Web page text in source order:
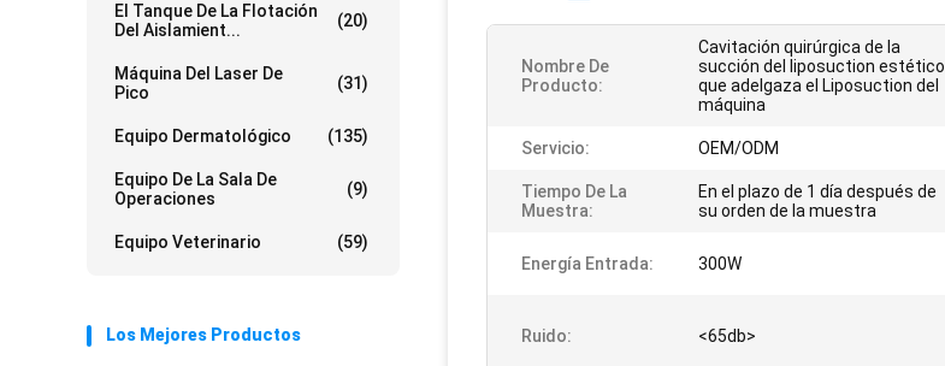
El Tanque De La Flotación
Del Aislamient...
(20)
Máquina Del Laser De
Pico
(31)
Equipo Dermatológico (135)
Equipo De La Sala De
Operaciones
(9)
Equipo Veterinario (59)
Los Mejores Productos
Nombre De
Producto:
Cavitación quirúrgica de la
succión del liposuction estético
que adelgaza el Liposuction del
máquina
Servicio: OEM/ODM
Tiempo De La
Muestra:
En el plazo de 1 día después de
su orden de la muestra
Energía Entrada: 300W
Ruido: <65db>